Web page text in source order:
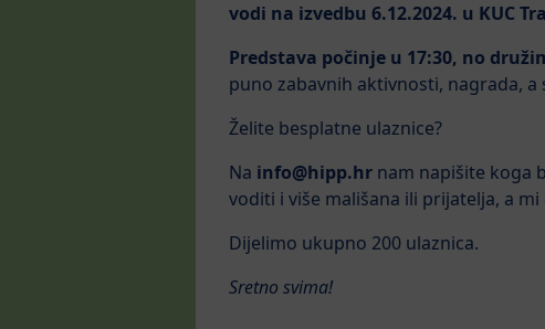
vodi na izvedbu 6.12.2024. u KUC
Predstava počinje u 17:30, no
puno zabavnih aktivnosti, nagrada, a
Želite besplatne ulaznice?
Na info@hipp.hr nam napišite koga
voditi i više mališana ili prijatelja, a
Dijelimo ukupno 200 ulaznica.
Sretno svima!